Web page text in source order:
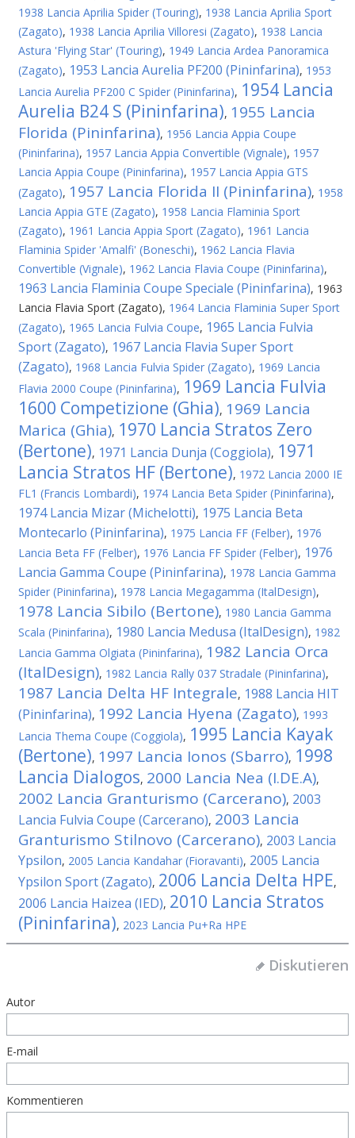
1938 Lancia Aprilia Spider (Touring), 1938 Lancia Aprilia Sport
(Zagato), 1938 Lancia Aprilia Villoresi (Zagato), 1938 Lancia
Astura 'Flying Star' (Touring), 1949 Lancia Ardea Panoramica
(Zagato), 1953 Lancia Aurelia PF200 (Pininfarina), 1953
Lancia Aurelia PF200 C Spider (Pininfarina), 1954 Lancia
Aurelia B24 S (Pininfarina), 1955 Lancia
Florida (Pininfarina), 1956 Lancia Appia Coupe
(Pininfarina), 1957 Lancia Appia Convertible (Vignale), 1957
Lancia Appia Coupe (Pininfarina), 1957 Lancia Appia GTS
(Zagato), 1957 Lancia Florida II (Pininfarina), 1958
Lancia Appia GTE (Zagato), 1958 Lancia Flaminia Sport
(Zagato), 1961 Lancia Appia Sport (Zagato), 1961 Lancia
Flaminia Spider 'Amalfi' (Boneschi), 1962 Lancia Flavia
Convertible (Vignale), 1962 Lancia Flavia Coupe (Pininfarina),
1963 Lancia Flaminia Coupe Speciale (Pininfarina), 1963
Lancia Flavia Sport (Zagato), 1964 Lancia Flaminia Super Sport
(Zagato), 1965 Lancia Fulvia Coupe, 1965 Lancia Fulvia
Sport (Zagato), 1967 Lancia Flavia Super Sport
(Zagato), 1968 Lancia Fulvia Spider (Zagato), 1969 Lancia
Flavia 2000 Coupe (Pininfarina), 1969 Lancia Fulvia
1600 Competizione (Ghia), 1969 Lancia
Marica (Ghia), 1970 Lancia Stratos Zero
(Bertone), 1971 Lancia Dunja (Coggiola), 1971
Lancia Stratos HF (Bertone), 1972 Lancia 2000 IE
FL1 (Francis Lombardi), 1974 Lancia Beta Spider (Pininfarina),
1974 Lancia Mizar (Michelotti), 1975 Lancia Beta
Montecarlo (Pininfarina), 1975 Lancia FF (Felber), 1976
Lancia Beta FF (Felber), 1976 Lancia FF Spider (Felber), 1976
Lancia Gamma Coupe (Pininfarina), 1978 Lancia Gamma
Spider (Pininfarina), 1978 Lancia Megagamma (ItalDesign),
1978 Lancia Sibilo (Bertone), 1980 Lancia Gamma
Scala (Pininfarina), 1980 Lancia Medusa (ItalDesign), 1982
Lancia Gamma Olgiata (Pininfarina), 1982 Lancia Orca
(ItalDesign), 1982 Lancia Rally 037 Stradale (Pininfarina),
1987 Lancia Delta HF Integrale, 1988 Lancia HIT
(Pininfarina), 1992 Lancia Hyena (Zagato), 1993
Lancia Thema Coupe (Coggiola), 1995 Lancia Kayak
(Bertone), 1997 Lancia Ionos (Sbarro), 1998
Lancia Dialogos, 2000 Lancia Nea (I.DE.A),
2002 Lancia Granturismo (Carcerano), 2003
Lancia Fulvia Coupe (Carcerano), 2003 Lancia
Granturismo Stilnovo (Carcerano), 2003 Lancia
Ypsilon, 2005 Lancia Kandahar (Fioravanti), 2005 Lancia
Ypsilon Sport (Zagato), 2006 Lancia Delta HPE,
2006 Lancia Haizea (IED), 2010 Lancia Stratos
(Pininfarina), 2023 Lancia Pu+Ra HPE
Diskutieren
Autor
E-mail
Kommentieren